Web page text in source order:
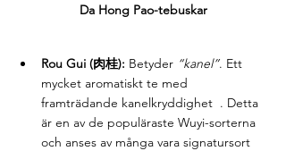
Da Hong Pao-tebuskar
Rou Gui (肉桂): Betyder “kanel”. Ett
mycket aromatiskt te med
framträdande kanelkryddighet  . Detta
är en av de populäraste Wuyi-sorterna
och anses av många vara signatursort